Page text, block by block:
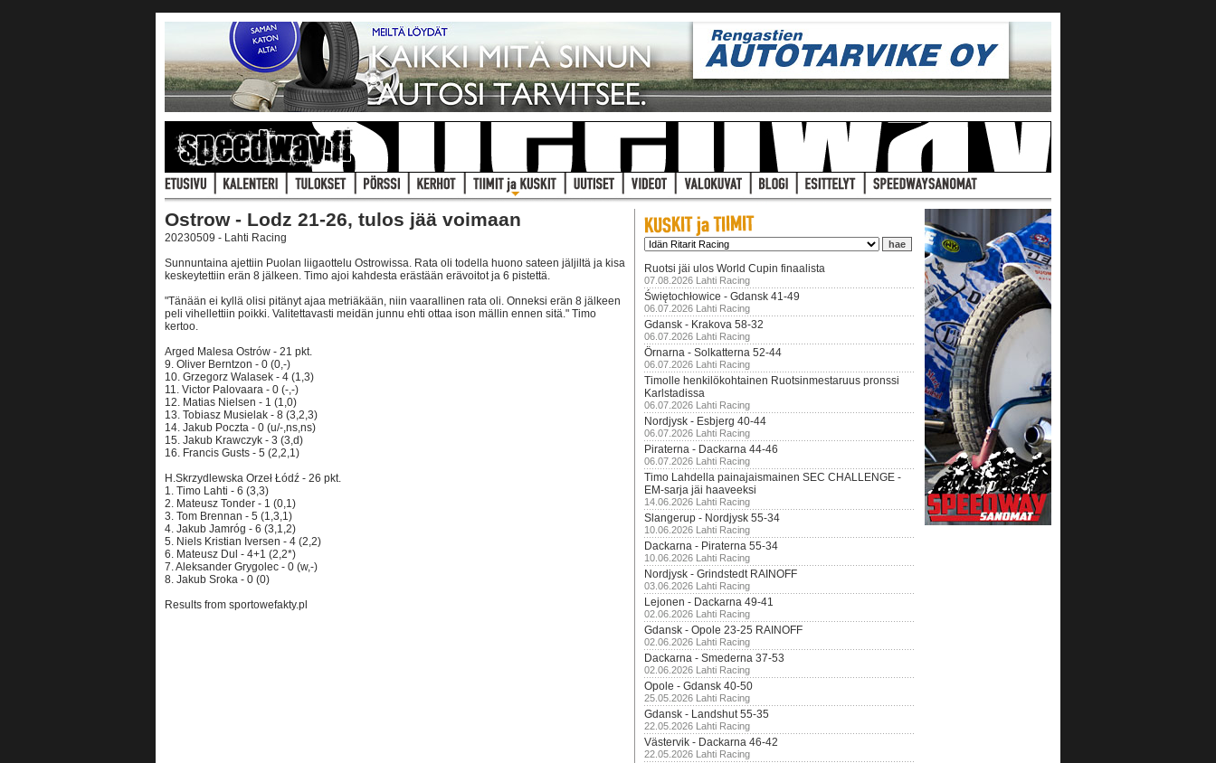
Ostrow - Lodz 21-26, tulos jää voimaan
20230509 - Lahti Racing
Sunnuntaina ajettiin Puolan liigaottelu Ostrowissa. Rata oli todella huono sateen jäljiltä ja kisa
keskeytettiin erän 8 jälkeen. Timo ajoi kahdesta erästään erävoitot ja 6 pistettä.
"Tänään ei kyllä olisi pitänyt ajaa metriäkään, niin vaarallinen rata oli. Onneksi erän 8 jälkeen
peli vihellettiin poikki. Valitettavasti meidän junnu ehti ottaa ison mällin ennen sitä." Timo
kertoo.
Arged Malesa Ostrów - 21 pkt.
9. Oliver Berntzon - 0 (0,-)
10. Grzegorz Walasek - 4 (1,3)
11. Victor Palovaara - 0 (-,-)
12. Matias Nielsen - 1 (1,0)
13. Tobiasz Musielak - 8 (3,2,3)
14. Jakub Poczta - 0 (u/-,ns,ns)
15. Jakub Krawczyk - 3 (3,d)
16. Francis Gusts - 5 (2,2,1)
H.Skrzydlewska Orzeł Łódź - 26 pkt.
1. Timo Lahti - 6 (3,3)
2. Mateusz Tonder - 1 (0,1)
3. Tom Brennan - 5 (1,3,1)
4. Jakub Jamróg - 6 (3,1,2)
5. Niels Kristian Iversen - 4 (2,2)
6. Mateusz Dul - 4+1 (2,2*)
7. Aleksander Grygolec - 0 (w,-)
8. Jakub Sroka - 0 (0)
Results from sportowefakty.pl
Ruotsi jäi ulos World Cupin finaalista
07.08.2026 Lahti Racing
Świętochłowice - Gdansk 41-49
06.07.2026 Lahti Racing
Gdansk - Krakova 58-32
06.07.2026 Lahti Racing
Örnarna - Solkatterna 52-44
06.07.2026 Lahti Racing
Timolle henkilökohtainen Ruotsinmestaruus pronssi
Karlstadissa
06.07.2026 Lahti Racing
Nordjysk - Esbjerg 40-44
06.07.2026 Lahti Racing
Piraterna - Dackarna 44-46
06.07.2026 Lahti Racing
Timo Lahdella painajaismainen SEC CHALLENGE -
EM-sarja jäi haaveeksi
14.06.2026 Lahti Racing
Slangerup - Nordjysk 55-34
10.06.2026 Lahti Racing
Dackarna - Piraterna 55-34
10.06.2026 Lahti Racing
Nordjysk - Grindstedt RAINOFF
03.06.2026 Lahti Racing
Lejonen - Dackarna 49-41
02.06.2026 Lahti Racing
Gdansk - Opole 23-25 RAINOFF
02.06.2026 Lahti Racing
Dackarna - Smederna 37-53
02.06.2026 Lahti Racing
Opole - Gdansk 40-50
25.05.2026 Lahti Racing
Gdansk - Landshut 55-35
22.05.2026 Lahti Racing
Västervik - Dackarna 46-42
22.05.2026 Lahti Racing